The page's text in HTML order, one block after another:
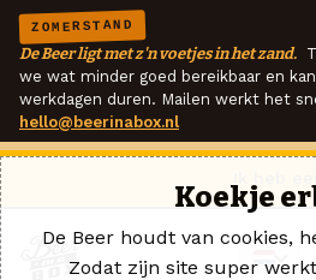
ZOMERSTAND
De Beer ligt met z'n voetjes in het zand.
we wat minder goed bereikbaar en
werkdagen duren. Mailen werkt het
hello@beerinabox.nl
Koekje
De Beer houdt van cookies,
Zodat zijn site super